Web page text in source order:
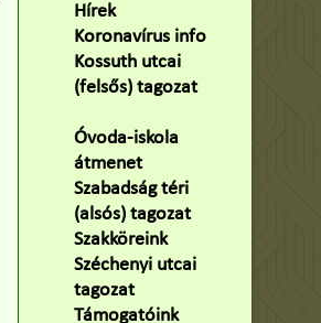
Hírek(478)
Koronavírus info(2)
Kossuth utcai
(felsős) tagozat
Óvoda-iskola
átmenet(22)
Szabadság téri
(alsós) tagozat(160)
Szakköreink(3)
Széchenyi utcai
tagozat(141)
Támogatóink(9)